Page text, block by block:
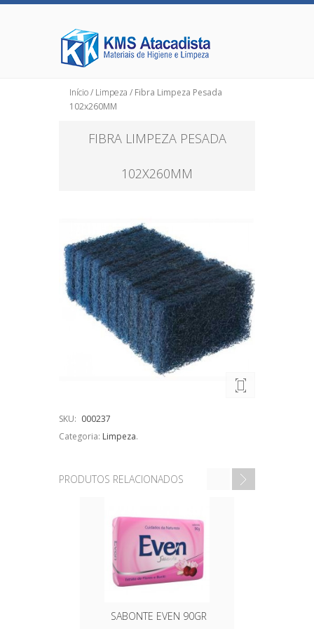
Início/ Limpeza / Fibra Limpeza Pesada
102x260MM
FIBRA LIMPEZA PESADA
102X260MM
SKU: 000237
Categoria: Limpeza.
PRODUTOS RELACIONADOS
SABONTE EVEN 90GR